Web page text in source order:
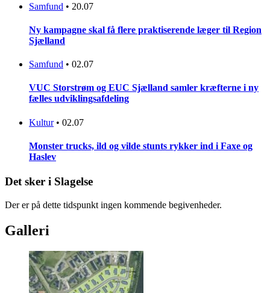
Samfund • 20.07
Ny kampagne skal få flere praktiserende læger til Region
Sjælland
Samfund • 02.07
VUC Storstrøm og EUC Sjælland samler kræfterne i ny
fælles udviklingsafdeling
Kultur • 02.07
Monster trucks, ild og vilde stunts rykker ind i Faxe og
Haslev
Det sker i Slagelse
Der er på dette tidspunkt ingen kommende begivenheder.
Galleri